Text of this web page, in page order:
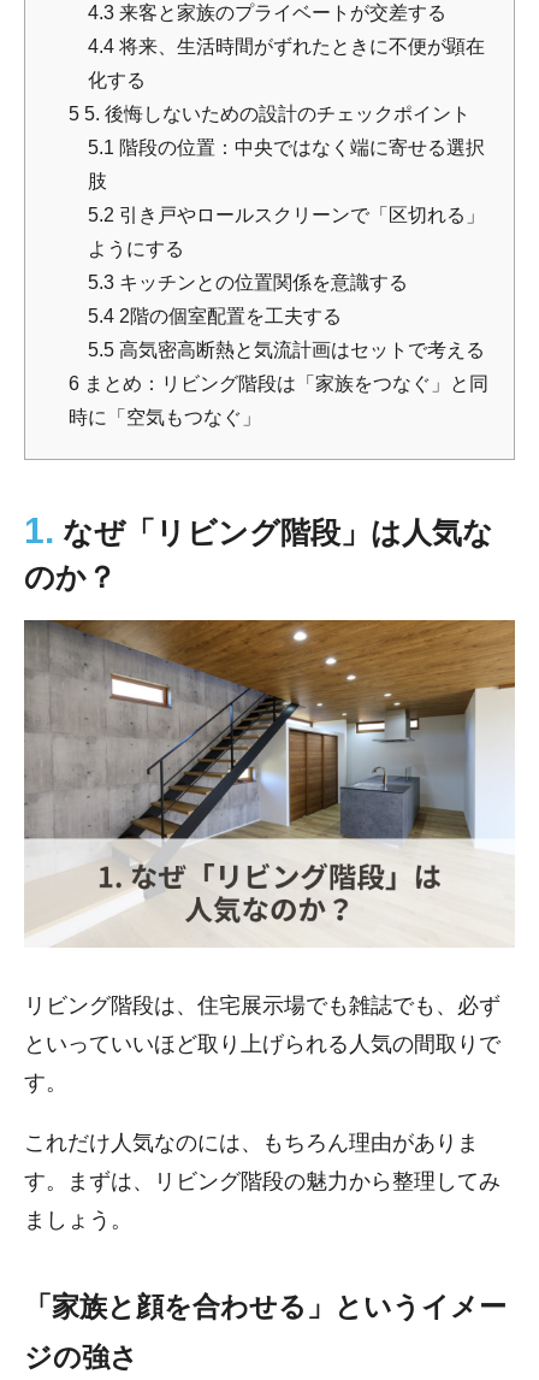
4.3 来客と家族のプライベートが交差する
4.4 将来、生活時間がずれたときに不便が顕在
化する
5 5. 後悔しないための設計のチェックポイント
5.1 階段の位置：中央ではなく端に寄せる選択
肢
5.2 引き戸やロールスクリーンで「区切れる」
ようにする
5.3 キッチンとの位置関係を意識する
5.4 2階の個室配置を工夫する
5.5 高気密高断熱と気流計画はセットで考える
6 まとめ：リビング階段は「家族をつなぐ」と同
時に「空気もつなぐ」
1. なぜ「リビング階段」は人気な
のか？
リビング階段は、住宅展示場でも雑誌でも、必ず
といっていいほど取り上げられる人気の間取りで
す。
これだけ人気なのには、もちろん理由がありま
す。まずは、リビング階段の魅力から整理してみ
ましょう。
「家族と顔を合わせる」というイメー
ジの強さ